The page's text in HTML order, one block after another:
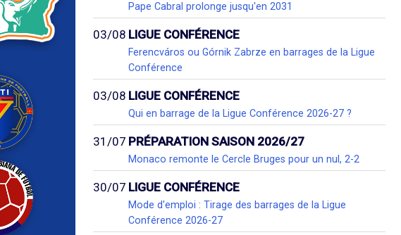
Pape Cabral prolonge jusqu'en 2031
03/08 LIGUE CONFÉRENCE
Ferencváros ou Górnik Zabrze en barrages de la Ligue
Conférence
03/08 LIGUE CONFÉRENCE
Qui en barrage de la Ligue Conférence 2026-27 ?
31/07 PRÉPARATION SAISON 2026/27
Monaco remonte le Cercle Bruges pour un nul, 2-2
30/07 LIGUE CONFÉRENCE
Mode d'emploi : Tirage des barrages de la Ligue
Conférence 2026-27